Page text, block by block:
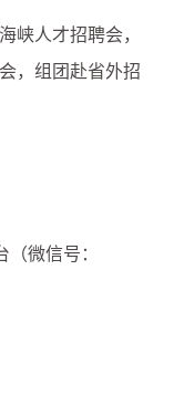
人才招聘会，
，组团赴省外招
微信号：